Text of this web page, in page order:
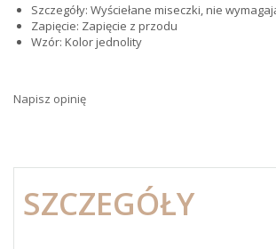
Szczegóły: Wyściełane miseczki, nie
Zapięcie: Zapięcie z przodu
Wzór: Kolor jednolity
Napisz opinię
SZCZEGÓŁY